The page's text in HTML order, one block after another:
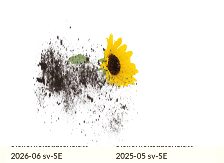
Geting Effekt Skum **
Sicherheitsdatenblatt
2026-06 sv-SE
Geting Effekt Spray
Sicherheitsdatenblatt
2025-05 sv-SE